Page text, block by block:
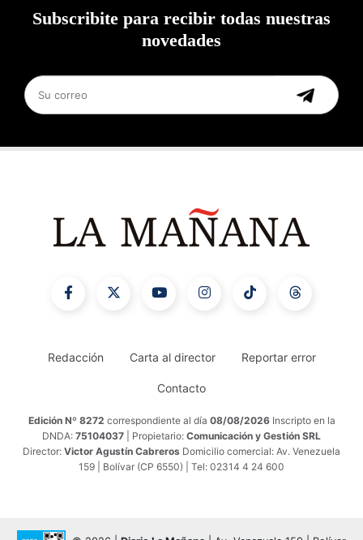
Subscribite para recibir todas nuestras
novedades
Redacción Carta al director Reportar error
Contacto
Edición Nº 8272 correspondiente al día 08/08/2026 Inscripto en la
DNDA: 75104037 | Propietario: Comunicación y Gestión SRL
Director: Victor Agustín Cabreros Domicilio comercial: Av. Venezuela
159 | Bolívar (CP 6550) | Tel: 02314 4 24 600